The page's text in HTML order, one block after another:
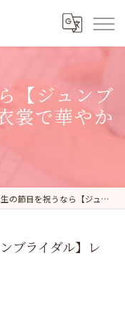
【ジュンブ
裳で華やか
節目を祝うなら【ジュンブライダル】レンタル衣裳で華やかな日に
ブライダル】レ